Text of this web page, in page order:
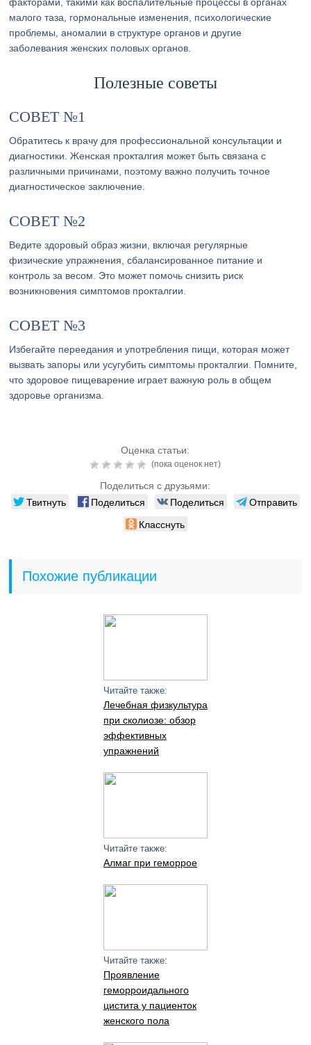
малого таза, гормональные изменения, психологические
проблемы, аномалии в структуре органов и другие
заболевания женских половых органов.
Полезные советы
СОВЕТ №1
Обратитесь к врачу для профессиональной консультации и
диагностики. Женская прокталгия может быть связана с
различными причинами, поэтому важно получить точное
диагностическое заключение.
СОВЕТ №2
Ведите здоровый образ жизни, включая регулярные
физические упражнения, сбалансированное питание и
контроль за весом. Это может помочь снизить риск
возникновения симптомов прокталгии.
СОВЕТ №3
Избегайте переедания и употребления пищи, которая может
вызвать запоры или усугубить симптомы прокталгии. Помните,
что здоровое пищеварение играет важную роль в общем
здоровье организма.
Оценка статьи:
(пока оценок нет)
Поделиться с друзьями:
Твитнуть Поделиться Поделиться
Отправить
Класснуть
Похожие публикации
Читайте также:
Лечебная физкультура
при сколиозе: обзор
эффективных
упражнений
Читайте также:
Алмаг при геморрое
Читайте также:
Проявление
геморроидального
цистита у пациенток
женского пола